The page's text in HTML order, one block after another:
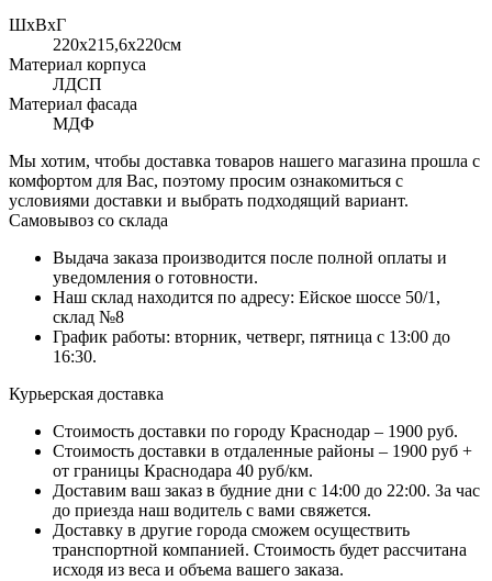
ШхВхГ
220x215,6х220см
Материал корпуса
ЛДСП
Материал фасада
МДФ
Мы хотим, чтобы доставка товаров нашего магазина прошла с
комфортом для Вас, поэтому просим ознакомиться с
условиями доставки и выбрать подходящий вариант.
Самовывоз со склада
Выдача заказа производится после полной оплаты и
уведомления о готовности.
Наш склад находится по адресу: Ейское шоссе 50/1,
склад №8
График работы: вторник, четверг, пятница с 13:00 до
16:30.
Курьерская доставка
Стоимость доставки по городу Краснодар – 1900 руб.
Стоимость доставки в отдаленные районы – 1900 руб +
от границы Краснодара 40 руб/км.
Доставим ваш заказ в будние дни с 14:00 до 22:00. За час
до приезда наш водитель с вами свяжется.
Доставку в другие города сможем осуществить
транспортной компанией. Стоимость будет рассчитана
исходя из веса и объема вашего заказа.